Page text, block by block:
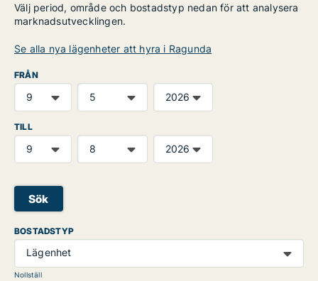
Välj period, område och bostadstyp nedan för att analysera
marknadsutvecklingen.
Se alla nya lägenheter att hyra i Ragunda
FRÅN
TILL
Sök
BOSTADSTYP
Lägenhet
Nollställ